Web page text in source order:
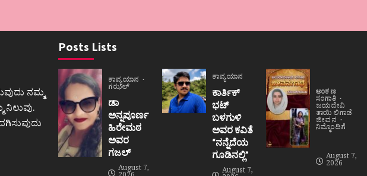
ನಮ್ಮ
ನಿಲುವು.
Posts Lists
ಕಾವ್ಯಯಾನ
ಗಝಲ್
ಡಾ
ಅನ್ನಪೂರ್ಣ
ಹಿರೇಮಠ
ಅವರ
ಗಜಲ್
August 7,
ಕಾವ್ಯಯಾನ
ಕಾರ್ತಿಕ್
ಭಟ್
ಬಳಗುಳಿ
ಅವರ ಕವಿತೆ
“ನನ್ನೆದೆಯ
ಗೂಡಿನಲ್ಲಿ”
August 7,
ಅಂಕಣ
ಸಂಗಾತಿ
ಜಯದೇವಿ
ತಾಯಿ ಲಿಗಾಡೆ
ಜೀವನ
ನಿಮ್ಮೊಂದಿಗೆ
August 7,
2026